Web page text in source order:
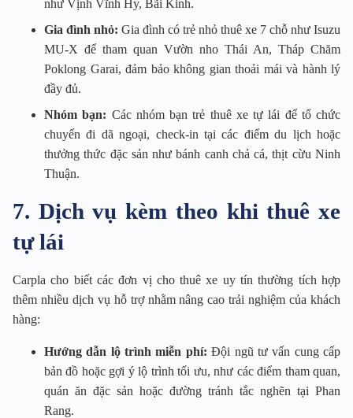
như Vịnh Vĩnh Hy, Bãi Kinh.
Gia đình nhỏ: Gia đình có trẻ nhỏ thuê xe 7 chỗ như Isuzu
MU-X để tham quan Vườn nho Thái An, Tháp Chăm
Poklong Garai, đảm bảo không gian thoải mái và hành lý
đầy đủ.
Nhóm bạn: Các nhóm bạn trẻ thuê xe tự lái để tổ chức
chuyến đi dã ngoại, check-in tại các điểm du lịch hoặc
thưởng thức đặc sản như bánh canh chả cá, thịt cừu Ninh
Thuận.
7. Dịch vụ kèm theo khi thuê xe
tự lái
Carpla cho biết các đơn vị cho thuê xe uy tín thường tích hợp
thêm nhiều dịch vụ hỗ trợ nhằm nâng cao trải nghiệm của khách
hàng:
Hướng dẫn lộ trình miễn phí: Đội ngũ tư vấn cung cấp
bản đồ hoặc gợi ý lộ trình tối ưu, như các điểm tham quan,
quán ăn đặc sản hoặc đường tránh tắc nghẽn tại Phan
Rang.